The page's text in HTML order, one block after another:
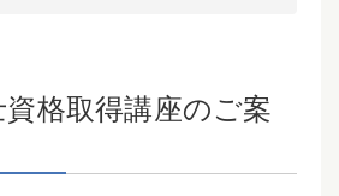
格取得講座のご案